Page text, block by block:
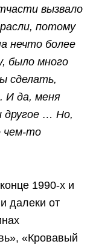
вызвало
потому
нечто более
было много
сделать,
И да, меня
другое … Но,
чем-то
1990-х и
далеки от
«Кровавый